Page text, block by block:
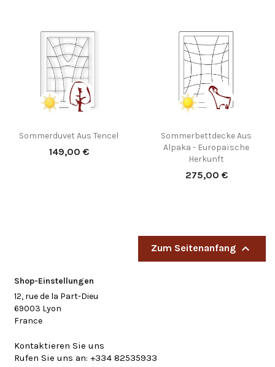
Sommerduvet Aus Tencel
Preis
149,00 €
Sommerbettdecke Aus
Alpaka - Europaïsche
Herkunft
Preis
275,00 €
Zum Seitenanfang 
Shop-Einstellungen
12, rue de la Part-Dieu
69003 Lyon
France
Kontaktieren Sie uns
Rufen Sie uns an: +334 82535933